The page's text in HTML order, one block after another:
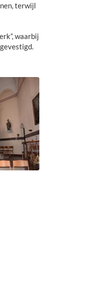
terwijl
waarbij